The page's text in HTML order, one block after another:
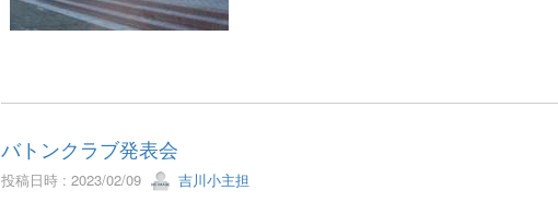
バトンクラブ発表会
投稿日時 : 2023/02/09 吉川小主担